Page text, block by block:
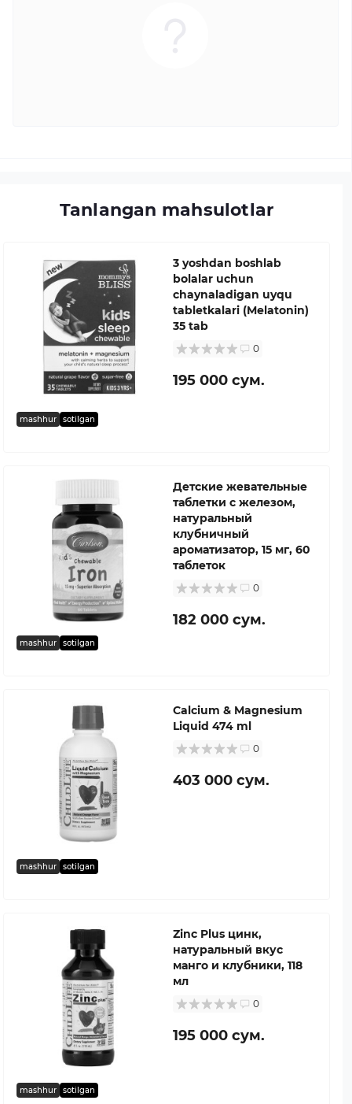
Tanlangan mahsulotlar
mashhur sotilgan
3 yoshdan boshlab
bolalar uchun
chaynaladigan uyqu
tabletkalari (Melatonin)
35 tab
0
195 000 сум.
mashhur sotilgan
Детские жевательные
таблетки с железом,
натуральный
клубничный
ароматизатор, 15 мг, 60
таблеток
0
182 000 сум.
mashhur sotilgan
Calcium & Magnesium
Liquid 474 ml
0
403 000 сум.
mashhur sotilgan
Zinc Plus цинк,
натуральный вкус
манго и клубники, 118
мл
0
195 000 сум.